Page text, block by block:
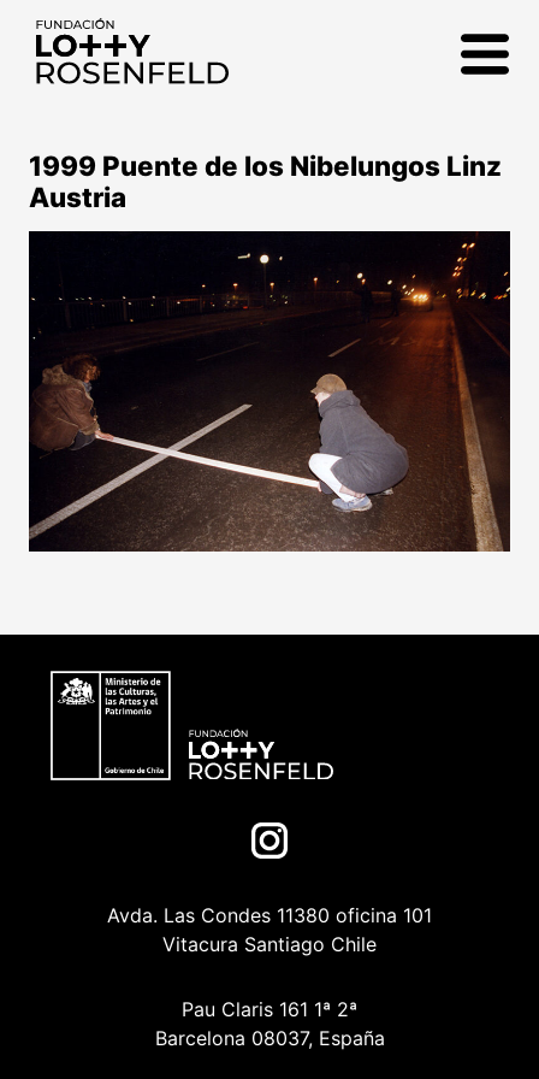
1999 Puente de los Nibelungos Linz
Austria
Avda. Las Condes 11380 oficina 101
Vitacura Santiago Chile
Pau Claris 161 1ª 2ª
Barcelona 08037, España